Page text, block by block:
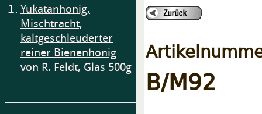
1. Yukatanhonig,
Mischtracht,
kaltgeschleuderter
reiner Bienenhonig
von R. Feldt, Glas 500g
B/M92